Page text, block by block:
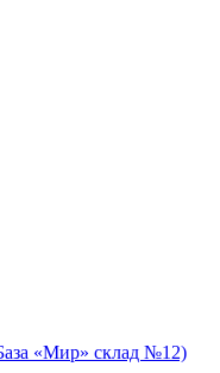
«Мир» склад №12)